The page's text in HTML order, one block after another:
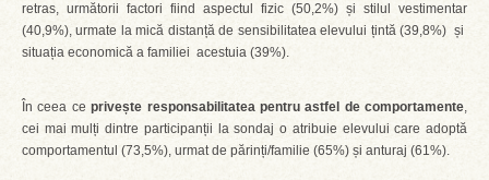
retras, următorii factori fiind aspectul fizic (50,2%) și stilul vestimentar
(40,9%), urmate la mică distanță de sensibilitatea elevului țintă (39,8%) și
situația economică a familiei acestuia (39%).
În ceea ceprivește responsabilitatea pentru astfel de comportamente,
cei mai mulți dintre participanții la sondaj o atribuie elevului care adoptă
comportamentul (73,5%), urmat de părinți/familie (65%) și anturaj (61%).